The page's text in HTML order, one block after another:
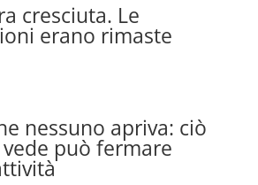
cresciuta. Le
erano rimaste
nessuno apriva: ciò
può fermare